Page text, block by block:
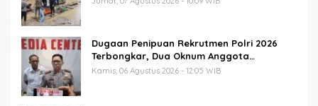
Dugaan Penipuan Rekrutmen Polri 2026
Terbongkar, Dua Oknum Anggota
Diamankan Propam Polda Jambi
Kamis, 06 Agustus 2026 - 12:05 WIB